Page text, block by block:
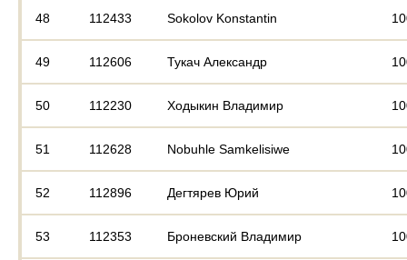
48 112433 Sokolov Konstantin
49 112606 Тукач Александр
50 112230 Ходыкин Владимир
51 112628 Nobuhle Samkelisiwe
52 112896 Дегтярев Юрий
53 112353 Броневский Владимир